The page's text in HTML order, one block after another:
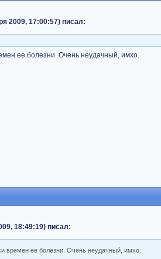
2009, 17:00:57) писал:
ее болезни. Очень неудачный, имхо.
18:49:19) писал:
времен ее болезни. Очень неудачный, имхо.